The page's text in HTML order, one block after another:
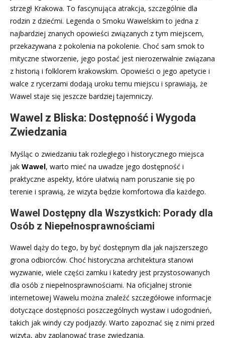
strzegł Krakowa. To fascynująca atrakcja, szczególnie dla
rodzin z dziećmi. Legenda o Smoku Wawelskim to jedna z
najbardziej znanych opowieści związanych z tym miejscem,
przekazywana z pokolenia na pokolenie. Choć sam smok to
mityczne stworzenie, jego postać jest nierozerwalnie związana
z historią i folklorem krakowskim. Opowieści o jego apetycie i
walce z rycerzami dodają uroku temu miejscu i sprawiają, że
Wawel staje się jeszcze bardziej tajemniczy.
Wawel z Bliska: Dostępność i Wygoda
Zwiedzania
Myśląc o zwiedzaniu tak rozległego i historycznego miejsca
jak Wawel, warto mieć na uwadze jego dostępność i
praktyczne aspekty, które ułatwią nam poruszanie się po
terenie i sprawią, że wizyta będzie komfortowa dla każdego.
Wawel Dostępny dla Wszystkich: Porady dla
Osób z Niepełnosprawnościami
Wawel dąży do tego, by być dostępnym dla jak najszerszego
grona odbiorców. Choć historyczna architektura stanowi
wyzwanie, wiele części zamku i katedry jest przystosowanych
dla osób z niepełnosprawnościami. Na oficjalnej stronie
internetowej Wawelu można znaleźć szczegółowe informacje
dotyczące dostępności poszczególnych wystaw i udogodnień,
takich jak windy czy podjazdy. Warto zapoznać się z nimi przed
wizytą, aby zaplanować trasę zwiedzania.